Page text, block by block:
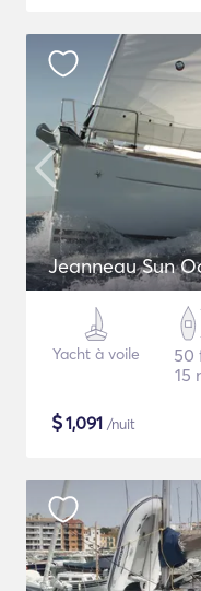
Jeanneau Sun
Yacht à voile
50
15
$1,091 /nuit